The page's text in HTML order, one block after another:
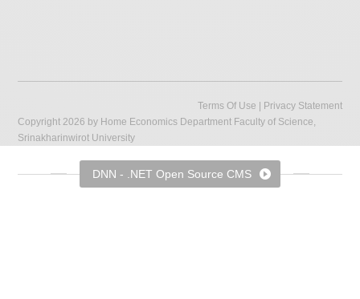
Terms Of Use
Privacy Statement
Copyright 2026 by Home Economics Department Faculty of Science,
Srinakharinwirot University
DNN - .NET Open Source CMS